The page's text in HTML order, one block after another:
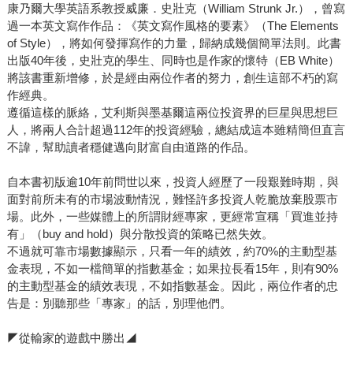
康乃爾大學英語系教授威廉．史壯克（William Strunk Jr.），曾寫
過一本英文寫作作品：《英文寫作風格的要素》（The Elements
of Style），將如何發揮寫作的力量，歸納成幾個簡單法則。此書
出版40年後，史壯克的學生、同時也是作家的懷特（EB White）
將該書重新增修，於是經由兩位作者的努力，創生這部不朽的寫
作經典。
遵循這樣的脈絡，艾利斯與墨基爾這兩位投資界的巨星與思想巨
人，將兩人合計超過112年的投資經驗，總結成這本雖精簡但直言
不諱，幫助讀者穩健邁向財富自由道路的作品。
自本書初版逾10年前問世以來，投資人經歷了一段艱難時期，與
面對前所未有的市場波動情況，難怪許多投資人乾脆放棄股票市
場。此外，一些媒體上的所謂財經專家，更經常宣稱「買進並持
有」（buy and hold）與分散投資的策略已然失效。
不過就可靠市場數據顯示，只看一年的績效，約70%的主動型基
金表現，不如一檔簡單的指數基金；如果拉長看15年，則有90%
的主動型基金的績效表現，不如指數基金。因此，兩位作者的忠
告是：別聽那些「專家」的話，別理他們。
◤從輸家的遊戲中勝出◢